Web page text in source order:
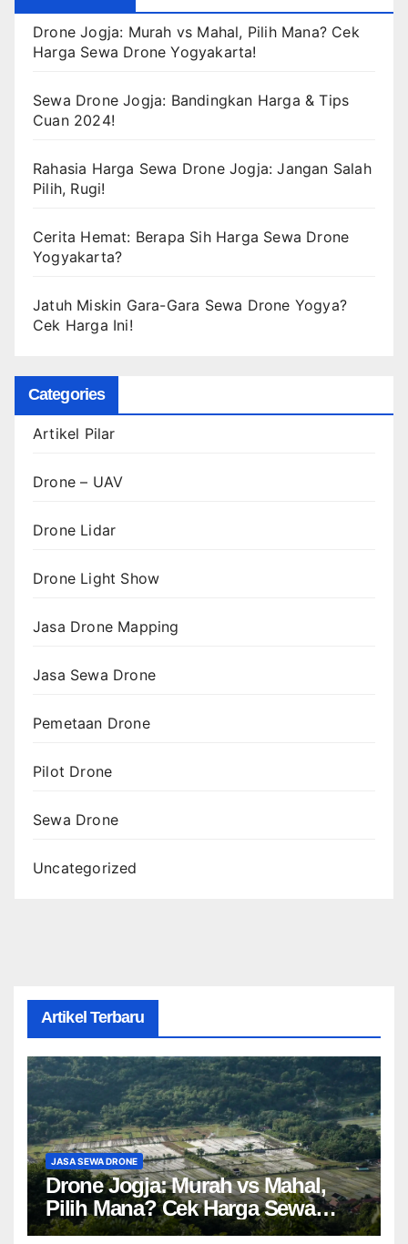
Drone Jogja: Murah vs Mahal, Pilih Mana? Cek
Harga Sewa Drone Yogyakarta!
Sewa Drone Jogja: Bandingkan Harga & Tips
Cuan 2024!
Rahasia Harga Sewa Drone Jogja: Jangan Salah
Pilih, Rugi!
Cerita Hemat: Berapa Sih Harga Sewa Drone
Yogyakarta?
Jatuh Miskin Gara-Gara Sewa Drone Yogya?
Cek Harga Ini!
Categories
Artikel Pilar
Drone – UAV
Drone Lidar
Drone Light Show
Jasa Drone Mapping
Jasa Sewa Drone
Pemetaan Drone
Pilot Drone
Sewa Drone
Uncategorized
Artikel Terbaru
JASA SEWA DRONE
Drone Jogja: Murah vs Mahal,
Pilih Mana? Cek Harga Sewa
Drone Yogyakarta!